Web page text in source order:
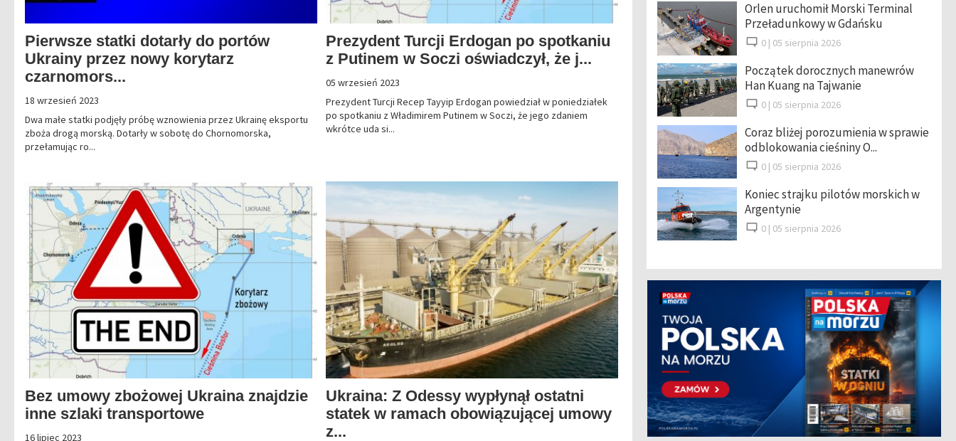
Pierwsze statki dotarły do portów
Ukrainy przez nowy korytarz
czarnomors...
18 wrzesień 2023
Dwa małe statki podjęły próbę wznowienia przez Ukrainę eksportu
zboża drogą morską. Dotarły w sobotę do Chornomorska,
przełamując ro...
Prezydent Turcji Erdogan po spotkaniu
z Putinem w Soczi oświadczył, że j...
05 wrzesień 2023
Prezydent Turcji Recep Tayyip Erdogan powiedział w poniedziałek
po spotkaniu z Władimirem Putinem w Soczi, że jego zdaniem
wkrótce uda si...
Bez umowy zbożowej Ukraina znajdzie
inne szlaki transportowe
16 lipiec 2023
Ukraina: Z Odessy wypłynął ostatni
statek w ramach obowiązującej umowy
z...
Orlen uruchomił Morski Terminal
Przeładunkowy w Gdańsku
0 | 05 sierpnia 2026
Początek dorocznych manewrów
Han Kuang na Tajwanie
0 | 05 sierpnia 2026
Coraz bliżej porozumienia w sprawie
odblokowania cieśniny O...
0 | 05 sierpnia 2026
Koniec strajku pilotów morskich w
Argentynie
0 | 05 sierpnia 2026